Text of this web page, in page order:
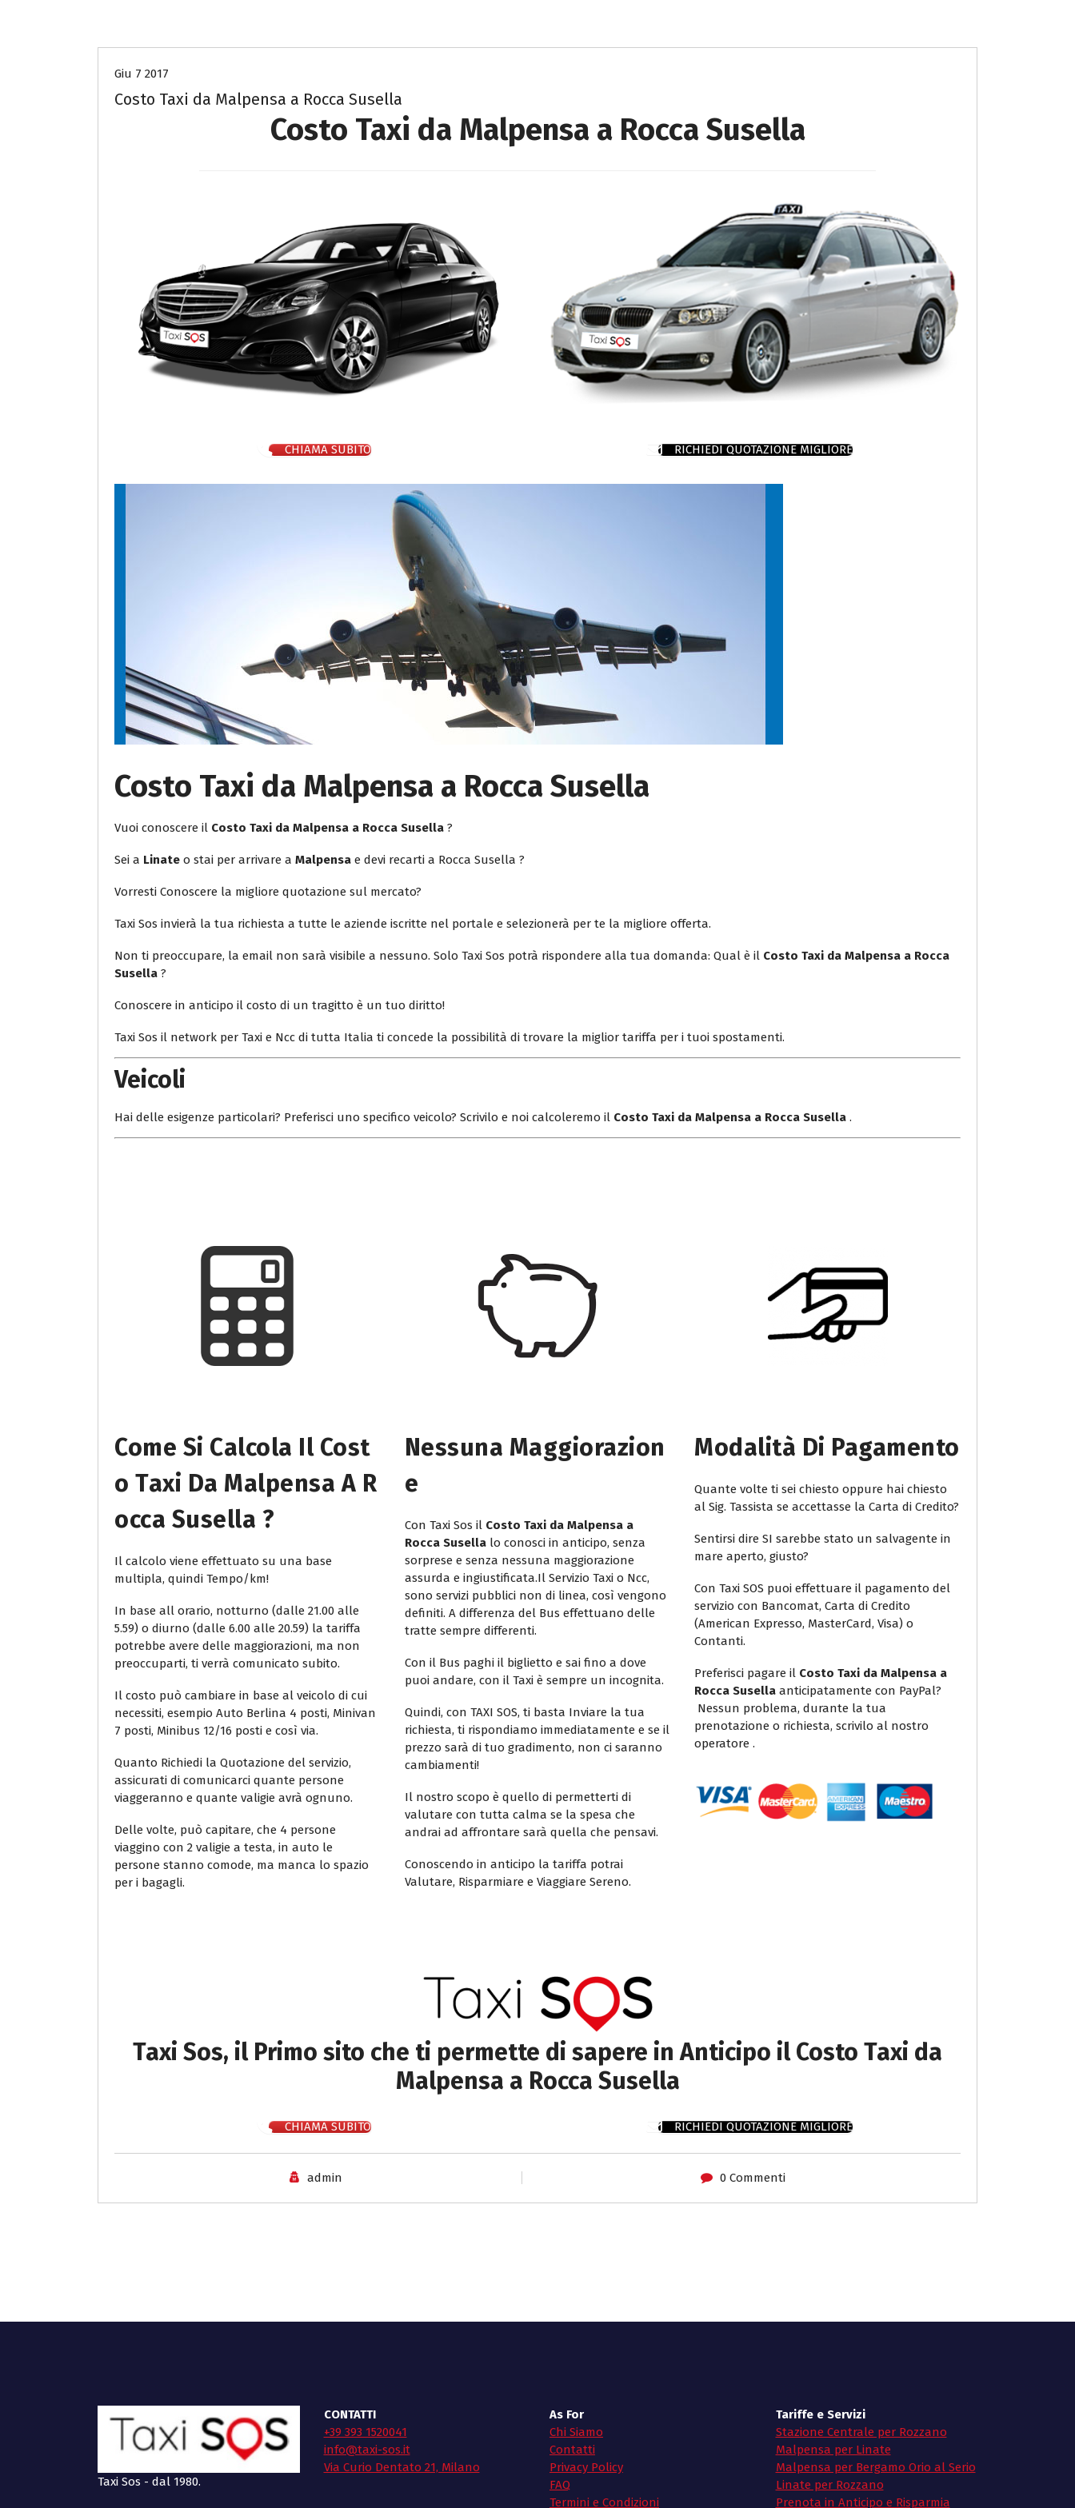
Giu 7 2017
Costo Taxi da Malpensa a Rocca Susella
Costo Taxi da Malpensa a Rocca Susella
CHIAMA SUBITO RICHIEDI QUOTAZIONE MIGLIORE
Costo Taxi da Malpensa a Rocca Susella
Vuoi conoscere il Costo Taxi da Malpensa a Rocca Susella ?
Sei a Linate o stai per arrivare a Malpensa e devi recarti a Rocca Susella ?
Vorresti Conoscere la migliore quotazione sul mercato?
Taxi Sos invierà la tua richiesta a tutte le aziende iscritte nel portale e selezionerà per te la migliore offerta.
Non ti preoccupare, la email non sarà visibile a nessuno. Solo Taxi Sos potrà rispondere alla tua domanda: Qual è il Costo Taxi da Malpensa a Rocca
Susella ?
Conoscere in anticipo il costo di un tragitto è un tuo diritto!
Taxi Sos il network per Taxi e Ncc di tutta Italia ti concede la possibilità di trovare la miglior tariffa per i tuoi spostamenti.
Veicoli
Hai delle esigenze particolari? Preferisci uno specifico veicolo? Scrivilo e noi calcoleremo il Costo Taxi da Malpensa a Rocca Susella .
Come Si Calcola Il Cost
O Taxi Da Malpensa A R
Occa Susella ?
Il calcolo viene effettuato su una base
multipla, quindi Tempo/km!
In base all orario, notturno (dalle 21.00 alle
5.59) o diurno (dalle 6.00 alle 20.59) la tariffa
potrebbe avere delle maggiorazioni, ma non
preoccuparti, ti verrà comunicato subito.
Il costo può cambiare in base al veicolo di cui
necessiti, esempio Auto Berlina 4 posti, Minivan
7 posti, Minibus 12/16 posti e così via.
Quanto Richiedi la Quotazione del servizio,
assicurati di comunicarci quante persone
viaggeranno e quante valigie avrà ognuno.
Delle volte, può capitare, che 4 persone
viaggino con 2 valigie a testa, in auto le
persone stanno comode, ma manca lo spazio
per i bagagli.
Nessuna Maggiorazion
E
Con Taxi Sos il Costo Taxi da Malpensa a
Rocca Susella lo conosci in anticipo, senza
sorprese e senza nessuna maggiorazione
assurda e ingiustificata.Il Servizio Taxi o Ncc,
sono servizi pubblici non di linea, così vengono
definiti. A differenza del Bus effettuano delle
tratte sempre differenti.
Con il Bus paghi il biglietto e sai fino a dove
puoi andare, con il Taxi è sempre un incognita.
Quindi, con TAXI SOS, ti basta Inviare la tua
richiesta, ti rispondiamo immediatamente e se il
prezzo sarà di tuo gradimento, non ci saranno
cambiamenti!
Il nostro scopo è quello di permetterti di
valutare con tutta calma se la spesa che
andrai ad affrontare sarà quella che pensavi.
Conoscendo in anticipo la tariffa potrai
Valutare, Risparmiare e Viaggiare Sereno.
Modalità Di Pagamento
Quante volte ti sei chiesto oppure hai chiesto
al Sig. Tassista se accettasse la Carta di Credito?
Sentirsi dire SI sarebbe stato un salvagente in
mare aperto, giusto?
Con Taxi SOS puoi effettuare il pagamento del
servizio con Bancomat, Carta di Credito
(American Expresso, MasterCard, Visa) o
Contanti.
Preferisci pagare il Costo Taxi da Malpensa a
Rocca Susella anticipatamente con PayPal?
Nessun problema, durante la tua
prenotazione o richiesta, scrivilo al nostro
operatore .
Taxi Sos, il Primo sito che ti permette di sapere in Anticipo il Costo Taxi da
Malpensa a Rocca Susella
CHIAMA SUBITO RICHIEDI QUOTAZIONE MIGLIORE
admin 0 Commenti
Taxi Sos - dal 1980.
CONTATTI
+39 393 1520041
info@taxi-sos.it
Via Curio Dentato 21, Milano
As For
Chi Siamo
Contatti
Privacy Policy
FAQ
Termini e Condizioni
Tariffe e Servizi
Stazione Centrale per Rozzano
Malpensa per Linate
Malpensa per Bergamo Orio al Serio
Linate per Rozzano
Prenota in Anticipo e Risparmia